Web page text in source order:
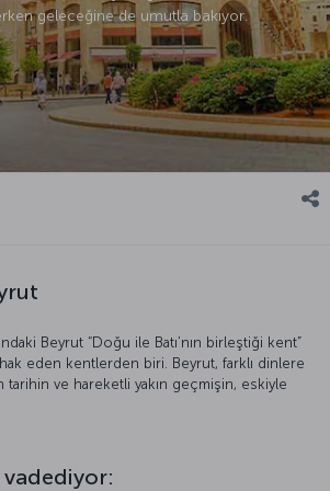
geleceğine de umutla bakıyor.
Beyrut “Doğu ile Batı’nın birleştiği kent”
hak eden kentlerden biri. Beyrut, farklı dinlere
ve hareketli yakın geçmişin, eskiyle
popüler kenti olan Beyrut, günümüzde
biri olan Beyrut, farklı milletlerin,
vadediyor: